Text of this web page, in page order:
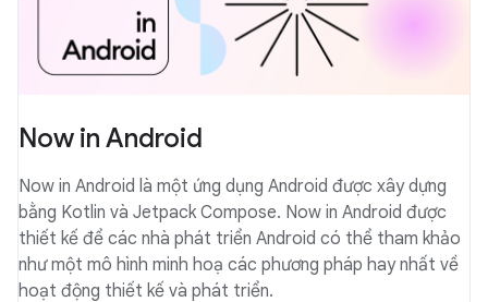
Now in Android
Now in Android là một ứng dụng Android được xây dựng
bằng Kotlin và Jetpack Compose. Now in Android được
thiết kế để các nhà phát triển Android có thể tham khảo
như một mô hình minh hoạ các phương pháp hay nhất về
hoạt động thiết kế và phát triển.